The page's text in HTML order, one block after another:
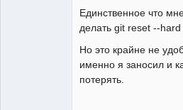
Единственное что
делать git reset --
Но это крайне не
именно я заносил и
потерять.